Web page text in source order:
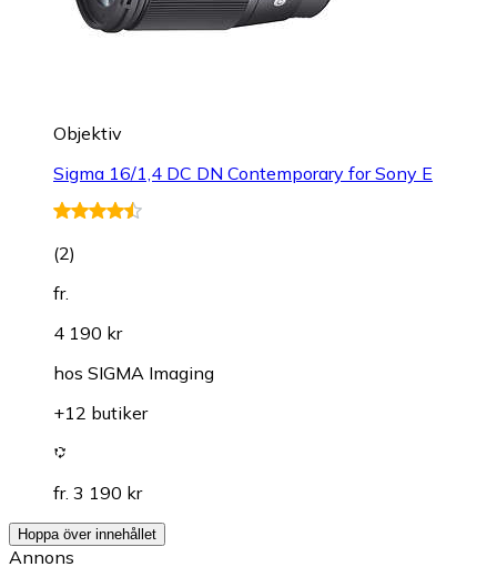
Objektiv
Sigma 16/1,4 DC DN Contemporary for Sony E
(2)
fr.
4 190 kr
hos SIGMA Imaging
+12 butiker
fr. 3 190 kr
Hoppa över innehållet
Annons